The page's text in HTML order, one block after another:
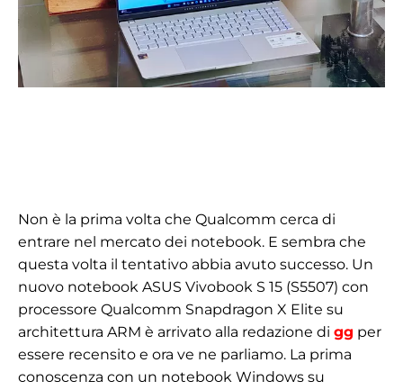
Non è la prima volta che Qualcomm cerca di
entrare nel mercato dei notebook. E sembra che
questa volta il tentativo abbia avuto successo. Un
nuovo notebook ASUS Vivobook S 15 (S5507) con
processore Qualcomm Snapdragon X Elite su
architettura ARM è arrivato alla redazione di gg per
essere recensito e ora ve ne parliamo. La prima
conoscenza con un notebook Windows su